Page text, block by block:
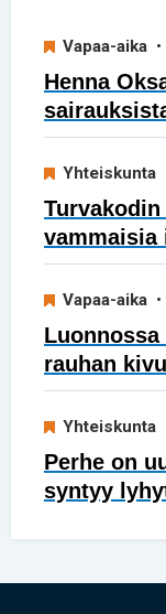
Vapaa-aika
Henna
Yhteiskunta
vammaisia
Vapaa-aika
rauhan
Yhteiskunta
Perhe on
syntyy